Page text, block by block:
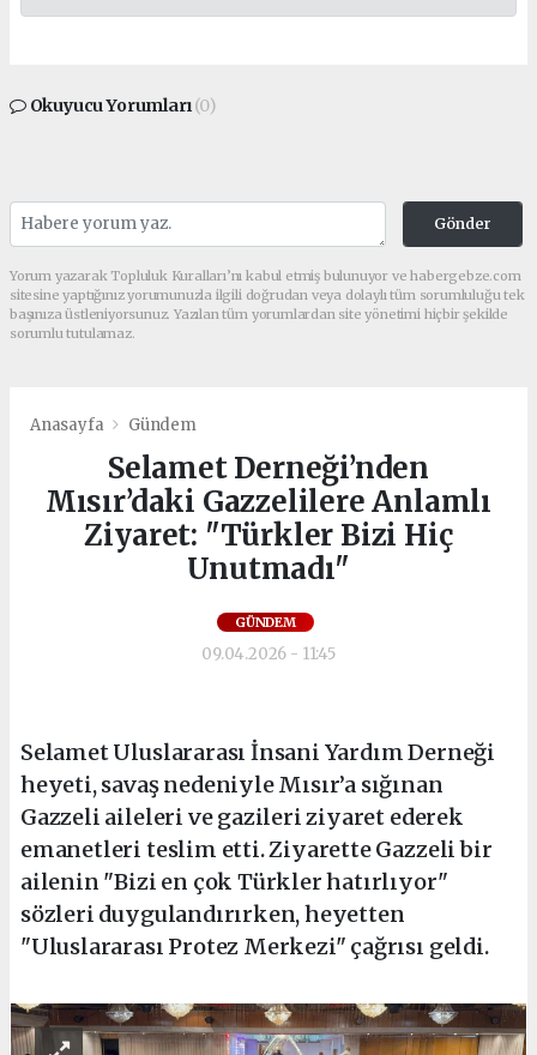
Okuyucu Yorumları(0)
Gönder
Yorum yazarak Topluluk Kuralları’nı kabul etmiş bulunuyor ve habergebze.com
sitesine yaptığınız yorumunuzla ilgili doğrudan veya dolaylı tüm sorumluluğu tek
başınıza üstleniyorsunuz. Yazılan tüm yorumlardan site yönetimi hiçbir şekilde
sorumlu tutulamaz.
Anasayfa Gündem
Selamet Derneği’nden
Mısır’daki Gazzelilere Anlamlı
Ziyaret: "Türkler Bizi Hiç
Unutmadı"
GÜNDEM
09.04.2026 - 11:45
Selamet Uluslararası İnsani Yardım Derneği
heyeti, savaş nedeniyle Mısır’a sığınan
Gazzeli aileleri ve gazileri ziyaret ederek
emanetleri teslim etti. Ziyarette Gazzeli bir
ailenin "Bizi en çok Türkler hatırlıyor"
sözleri duygulandırırken, heyetten
"Uluslararası Protez Merkezi" çağrısı geldi.